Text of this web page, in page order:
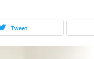
Tweet